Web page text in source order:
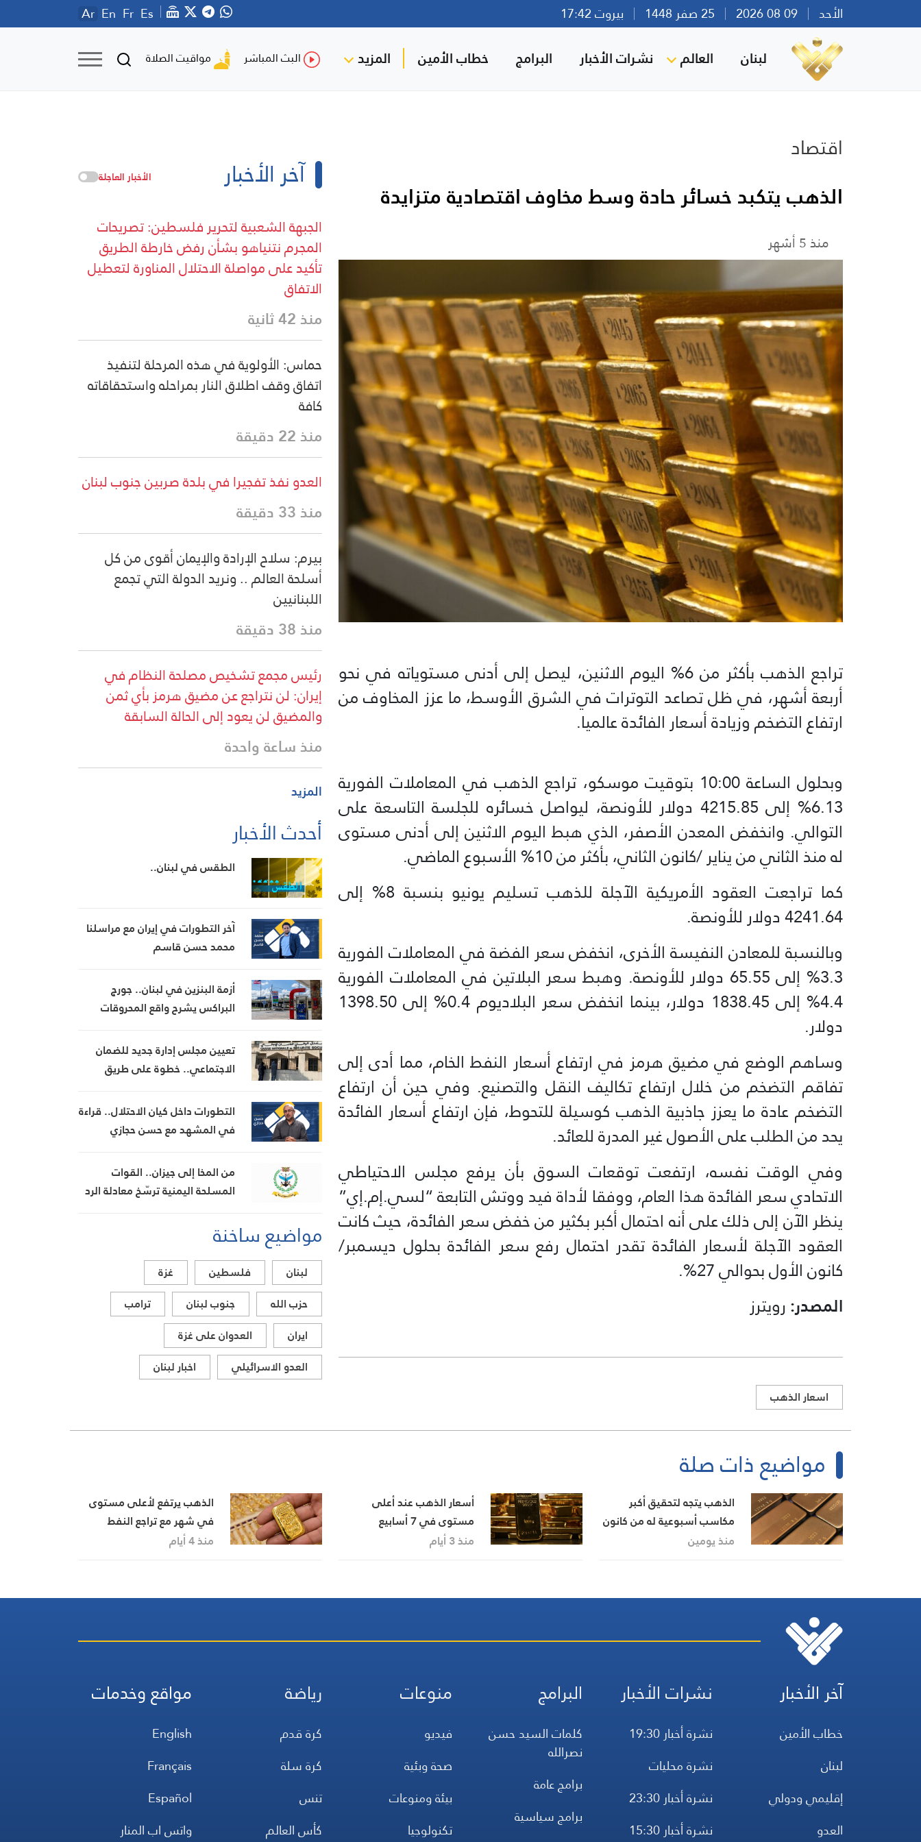
الأحد بيروت 17:42 Ar En Fr Es
لبنان العالم نشرات الأخبار البرامج خطاب الأمين المزيد البث المباشر مواقيت الصلاة
اقتصاد
الذهب يتكبد خسائر حادة وسط مخاوف اقتصادية متزايدة
منذ 5 أشهر
تراجع الذهب بأكثر من 6% اليوم الاثنين، ليصل إلى أدنى مستوياته في نحو
أربعة أشهر، في ظل تصاعد التوترات في الشرق الأوسط، ما عزز المخاوف من
ارتفاع التضخم وزيادة أسعار الفائدة عالميا.
وبحلول الساعة 10:00 بتوقيت موسكو، تراجع الذهب في المعاملات الفورية
6.13% إلى 4215.85 دولار للأونصة، ليواصل خسائره للجلسة التاسعة على
التوالي. وانخفض المعدن الأصفر، الذي هبط اليوم الاثنين إلى أدنى مستوى
له منذ الثاني من يناير /كانون الثاني، بأكثر من 10% الأسبوع الماضي.
كما تراجعت العقود الأمريكية الآجلة للذهب تسليم يونيو بنسبة 8% إلى
⁠4241.64 دولار للأونصة.
وبالنسبة ⁠للمعادن النفيسة الأخرى، انخفض سعر الفضة في المعاملات الفورية
3.3% إلى 65.55 دولار للأونصة. وهبط سعر البلاتين في المعاملات الفورية
4.4% إلى 1838.45 دولار، بينما انخفض سعر البلاديوم 0.4% إلى 1398.50
دولار.
وساهم الوضع في مضيق هرمز في ارتفاع أسعار النفط الخام، مما أدى إلى
تفاقم التضخم من خلال ارتفاع تكاليف النقل والتصنيع. وفي حين أن ارتفاع
التضخم عادة ما يعزز جاذبية الذهب كوسيلة للتحوط، فإن ارتفاع أسعار الفائدة
⁠يحد من الطلب على الأصول غير المدرة للعائد.
وفي الوقت نفسه، ارتفعت توقعات السوق بأن يرفع مجلس الاحتياطي
الاتحادي سعر الفائدة هذا العام، ووفقا لأداة فيد ووتش التابعة “لسي.إم.إي”
ينظر الآن إلى ⁠ذلك على أنه احتمال أكبر بكثير من خفض سعر الفائدة، حيث كانت
العقود الآجلة لأسعار الفائدة تقدر احتمال رفع سعر الفائدة بحلول ديسمبر/
كانون الأول بحوالي 27%.
المصدر: رويترز
اسعار الذهب
آخر الأخبار الأخبار العاجلة
الجبهة الشعبية لتحرير فلسطين: تصريحات
المجرم نتنياهو بشأن رفض خارطة الطريق
تأكيد على مواصلة الاحتلال المناورة لتعطيل
الاتفاق
منذ 42 ثانية
حماس: الأولوية في هذه المرحلة لتنفيذ
اتفاق وقف اطلاق النار بمراحله واستحقاقاته
كافة
منذ 22 دقيقة
العدو نفذ تفجيرا في بلدة صربين جنوب لبنان
منذ 33 دقيقة
بيرم: سلاح الإرادة والإيمان أقوى من كل
أسلحة العالم .. ونريد الدولة التي تجمع
اللبنانيين
منذ 38 دقيقة
رئيس مجمع تشخيص مصلحة النظام في
إيران: لن نتراجع عن مضيق هرمز بأي ثمن
والمضيق لن يعود إلى الحالة السابقة
منذ ساعة واحدة
المزيد
أحدث الأخبار
الطقس في لبنان..
آخر التطورات في إيران مع مراسلنا
محمد حسن قاسم
أزمة البنزين في لبنان.. جورج
البراكس يشرح واقع المحروقات
تعيين مجلس إدارة جديد للضمان
الاجتماعي.. خطوة على طريق
الاجتماعية
التطورات داخل كيان الاحتلال.. قراءة
في المشهد مع حسن حجازي
من المخا إلى جيزان.. القوات
المسلحة اليمنية ترسّخ معادلة الرد
مواضيع ساخنة
لبنان فلسطين
غزة
حزب الله
جنوب لبنان
ترامب
ايران
العدوان على غزة
العدو الاسرائيلي
اخبار لبنان
مواضيع ذات صلة
الذهب يتجه لتحقيق أكبر
مكاسب أسبوعية له من كانون
الثاني/يناير
منذ يومين
أسعار الذهب عند أعلى
مستوى في 7 أسابيع
منذ 3 أيام
الذهب يرتفع لأعلى مستوى
في شهر مع تراجع النفط
والدولار
منذ 4 أيام
آخر الأخبار
خطاب الأمين
لبنان
إقليمي ودولي
العدو
نشرات الأخبار
نشرة أخبار 19:30
نشرة محليات
نشرة أخبار 23:30
نشرة أخبار 15:30
البرامج
كلمات السيد حسن
نصرالله
برامج عامة
برامج سياسية
منوعات
فيديو
صحة وبئية
بيئة ومنوعات
تكنولوجيا
رياضة
كرة قدم
كرة سلة
تنس
كأس العالم
مواقع وخدمات
English
Français
Español
واتس اب المنار